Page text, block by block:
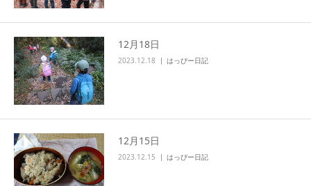
12月18日
2023.12.18 はっぴー日記
12月15日
2023.12.15 はっぴー日記